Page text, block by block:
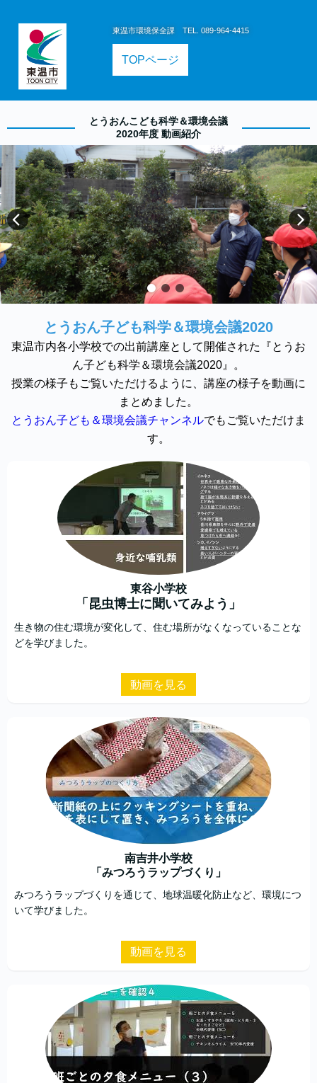
東温市環境保全課 TEL. 089-964-4415
TOPページ
とうおんこども科学＆環境会議
2020年度 動画紹介
とうおん子ども科学＆環境会議2020
東温市内各小学校での出前講座として開催された『とうお
ん子ども科学＆環境会議2020』。
授業の様子もご覧いただけるように、講座の様子を動画に
まとめました。
とうおん子ども＆環境会議チャンネルでもご覧いただけま
す。
東谷小学校
「昆虫博士に聞いてみよう」
生き物の住む環境が変化して、住む場所がなくなっていることな
どを学びました。
動画を見る
南吉井小学校
「みつろうラップづくり」
みつろうラップづくりを通じて、地球温暖化防止など、環境につ
いて学びました。
動画を見る